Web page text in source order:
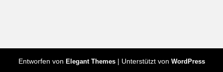
Entworfen von Elegant Themes| Unterstützt von WordPress